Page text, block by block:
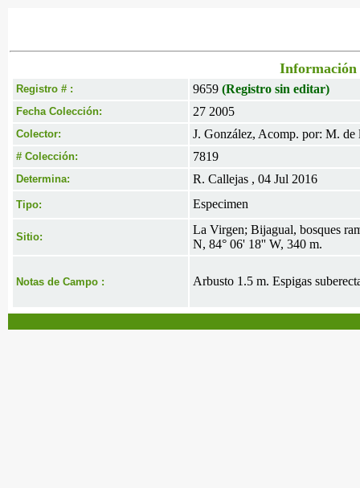
Información
Registro # : 9659 (Registro sin editar)
Fecha Colección: 27 2005
Colector: J. González, Acomp. por: M. de
# Colección: 7819
Determina: R. Callejas , 04 Jul 2016
Tipo: Especimen
Sitio:
La Virgen; Bijagual, bosques
N, 84° 06' 18'' W, 340 m.
Notas de Campo : Arbusto 1.5 m. Espigas